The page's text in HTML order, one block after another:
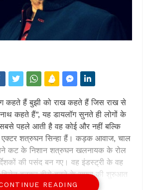
कहते हैं बुझी को राख कहते हैं जिस राख से
कहते हैं”, यह डायलॉग सुनते ही लोगों के
पहले आती है वह कोई और नहीं बल्कि
एक्टर शत्रुघन सिन्हा हैं। कड़क आवाज, चाल
कट के निशान शत्रुघन खलनायक के रोल
की पसंद बन गए। वह इंडस्ट्री के वह
विलेन बनकर हीरो बनने के सफर की शुरुआत
कलाकार अपना 77वां जन्मदिन मना रहे हैं।
READING